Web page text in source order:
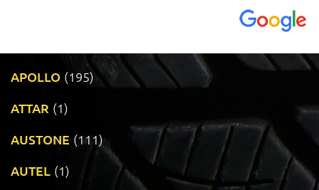
APOLLO (195)
ATTAR (1)
AUSTONE (111)
AUTEL (1)